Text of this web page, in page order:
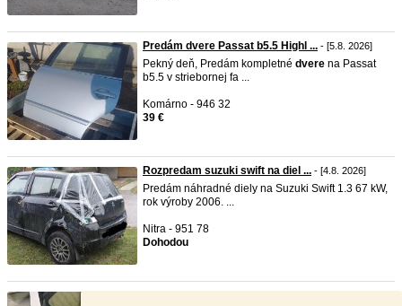
Predám dvere Passat b5.5 Highl ... - [5.8. 2026]
Pekný deň, Predám kompletné dvere na Passat
b5.5 v striebornej fa ...
Komárno - 946 32
39 €
Rozpredam suzuki swift na diel ... - [4.8. 2026]
Predám náhradné diely na Suzuki Swift 1.3 67 kW,
rok výroby 2006. ...
Nitra - 951 78
Dohodou